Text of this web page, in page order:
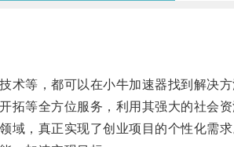
等，都可以在小牛加速器找到解决方
等全方位服务，利用其强大的社会资
，真正实现了创业项目的个性化需求